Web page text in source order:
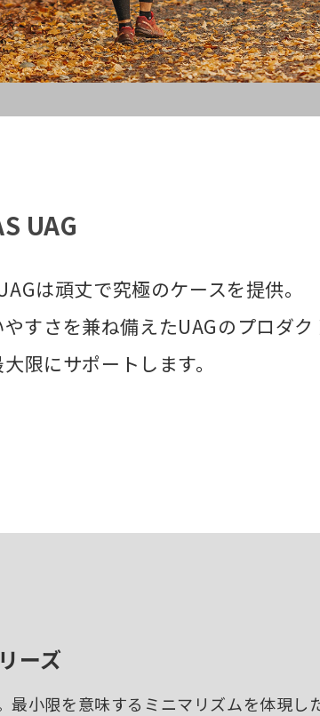
UAG
は頑丈で究極のケースを提供。
すさを兼ね備えたUAGのプロダク
限にサポートします。
ーズ
最小限を意味するミニマリズムを体現し